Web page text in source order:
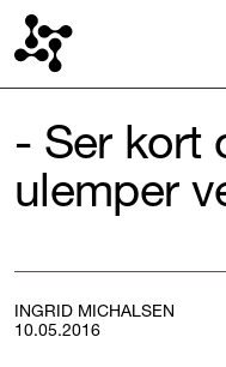
- Ser kort
ulemper
INGRID MICHALSEN
10.05.2016